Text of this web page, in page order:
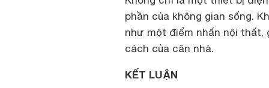
phần của không gian sống.
như một điểm nhấn nội thất,
cách của căn nhà.
KẾT LUẬN